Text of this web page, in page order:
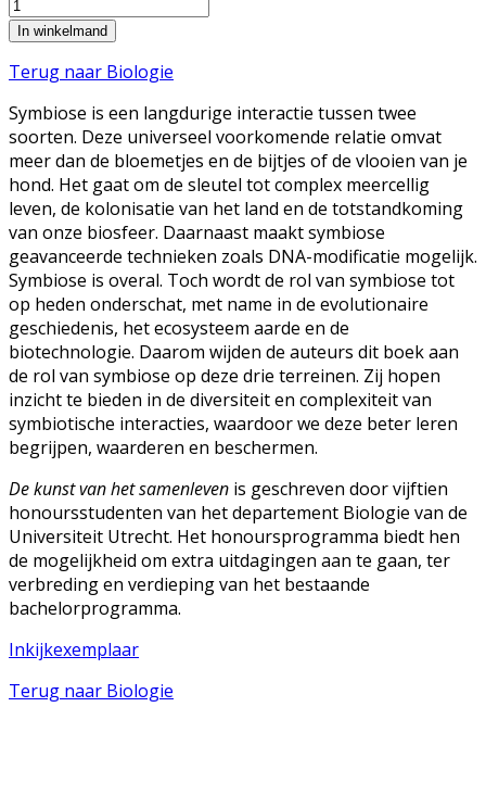
Terug naar Biologie
Symbiose is een langdurige interactie tussen twee
soorten. Deze universeel voorkomende relatie omvat
meer dan de bloemetjes en de bijtjes of de vlooien van je
hond. Het gaat om de sleutel tot complex meercellig
leven, de kolonisatie van het land en de totstandkoming
van onze biosfeer. Daarnaast maakt symbiose
geavanceerde technieken zoals DNA-modificatie mogelijk.
Symbiose is overal. Toch wordt de rol van symbiose tot
op heden onderschat, met name in de evolutionaire
geschiedenis, het ecosysteem aarde en de
biotechnologie. Daarom wijden de auteurs dit boek aan
de rol van symbiose op deze drie terreinen. Zij hopen
inzicht te bieden in de diversiteit en complexiteit van
symbiotische interacties, waardoor we deze beter leren
begrijpen, waarderen en beschermen.
De kunst van het samenleven is geschreven door vijftien
honoursstudenten van het departement Biologie van de
Universiteit Utrecht. Het honoursprogramma biedt hen
de mogelijkheid om extra uitdagingen aan te gaan, ter
verbreding en verdieping van het bestaande
bachelorprogramma.
Inkijkexemplaar
Terug naar Biologie